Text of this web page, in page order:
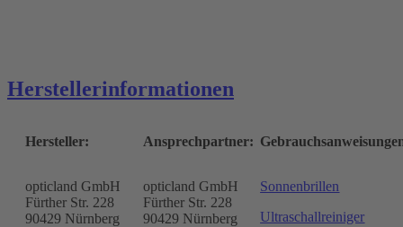
Herstellerinformationen
Hersteller:
opticland GmbH
Fürther Str. 228
90429 Nürnberg
Ansprechpartner:
opticland GmbH
Fürther Str. 228
90429 Nürnberg
Sonnenbrillen
Ultraschallreiniger